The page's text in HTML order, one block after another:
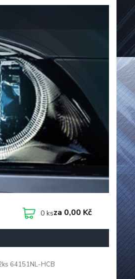
0ksza 0,00 Kč
64151NL-HCB